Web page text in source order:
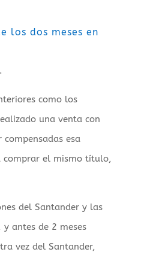
los dos meses en
como los
una venta con
esa
comprar el mismo título,
del Santander y las
y antes de 2 meses
vez del Santander,